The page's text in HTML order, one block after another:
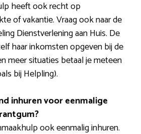
heeft ook recht op
of vakantie. Vraag ook naar de
Dienstverlening aan Huis. De
haar inkomsten opgeven bij de
meer situaties betaal je meteen
bij Helpling).
inhuren voor eenmalige
ook eenmalig inhuren.